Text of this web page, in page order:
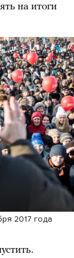
на итоги
2017 года